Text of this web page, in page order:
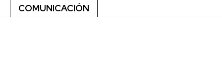
COMUNICACIÓN